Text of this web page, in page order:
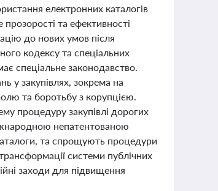
електронних каталогів
та ефективності
до нових умов після
кодексу та спеціальних
спеціальне законодавство.
у закупівлях, зокрема на
та боротьбу з корупцією.
процедуру закупівлі дорогих
непатентованою
та спрощують процедури
системи публічних
заходи для підвищення